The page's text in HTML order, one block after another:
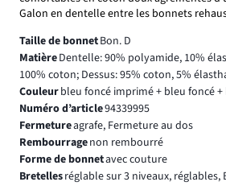
Galon en dentelle entre les bonnets
Taille de bonnetBon. D
MatièreDentelle: 90% polyamide, 10%
100% coton; Dessus: 95% coton, 5%
Couleurbleu foncé imprimé + bleu foncé
Numéro d’article94339995
Fermetureagrafe, Fermeture au dos
Rembourragenon rembourré
Forme de bonnetavec couture
Bretellesréglable sur 3 niveaux, réglables,